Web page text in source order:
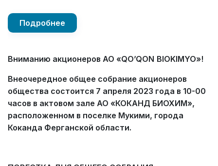
Подробнее
Вниманию акционеров АО «QO’QON BIOKIMYO»!
Внеочередное общее собрание акционеров
общества состоится 7 апреля 2023 года в 10-00
часов в актовом зале АО «КОКАНД БИОХИМ»,
расположенном в поселке Мукими, города
Коканда Ферганской области.